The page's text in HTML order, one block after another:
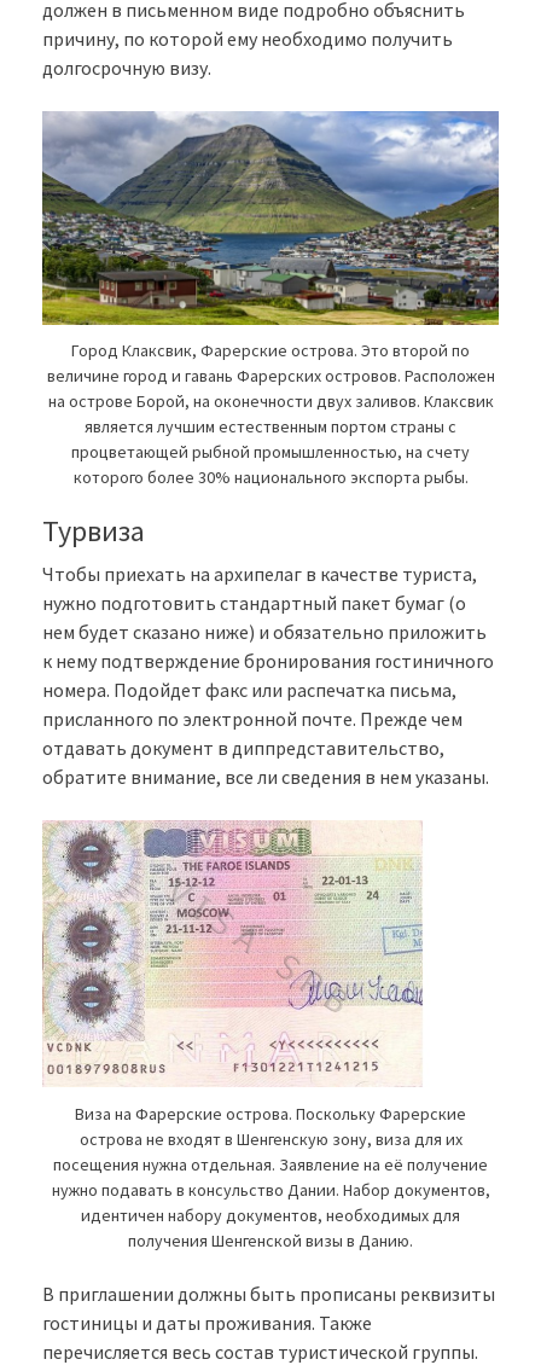
должен в письменном виде подробно объяснить
причину, по которой ему необходимо получить
долгосрочную визу.
Город Клаксвик, Фарерские острова. Это второй по
величине город и гавань Фарерских островов. Расположен
на острове Борой, на оконечности двух заливов. Клаксвик
является лучшим естественным портом страны с
процветающей рыбной промышленностью, на счету
которого более 30% национального экспорта рыбы.
Турвиза
Чтобы приехать на архипелаг в качестве туриста,
нужно подготовить стандартный пакет бумаг (о
нем будет сказано ниже) и обязательно приложить
к нему подтверждение бронирования гостиничного
номера. Подойдет факс или распечатка письма,
присланного по электронной почте. Прежде чем
отдавать документ в диппредставительство,
обратите внимание, все ли сведения в нем указаны.
Виза на Фарерские острова. Поскольку Фарерские
острова не входят в Шенгенскую зону, виза для их
посещения нужна отдельная. Заявление на её получение
нужно подавать в консульство Дании. Набор документов,
идентичен набору документов, необходимых для
получения Шенгенской визы в Данию.
В приглашении должны быть прописаны реквизиты
гостиницы и даты проживания. Также
перечисляется весь состав туристической группы.